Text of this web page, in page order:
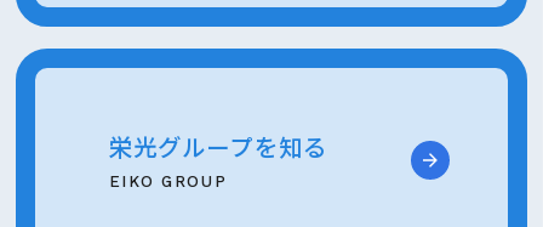
栄光グループを知る
EIKO GROUP